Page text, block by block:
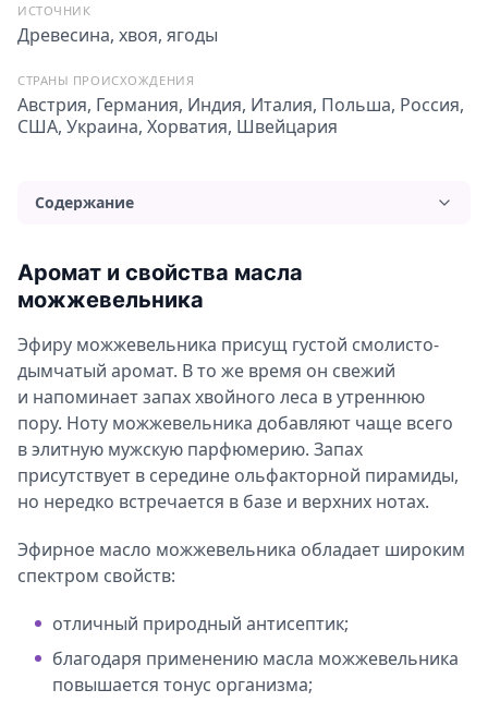
ИСТОЧНИК
Древесина, хвоя, ягоды
СТРАНЫ ПРОИСХОЖДЕНИЯ
Австрия, Германия, Индия, Италия, Польша, Россия,
США, Украина, Хорватия, Швейцария
Содержание
Применение и польза эфирного масла
можжевельника
Применение можжевелового масла для волос
Польза масла для лица
Использование эфирного масла для тела
Ароматерапия с маслом можжевельника
Можно ли употреблять можжевелового масло внутрь?
Противопоказания и вред масла можжевельника
Аромат и свойства масла
можжевельника
Эфиру можжевельника присущ густой смолисто-
дымчатый аромат. В то же время он свежий
и напоминает запах хвойного леса в утреннюю
пору. Ноту можжевельника добавляют чаще всего
в элитную мужскую парфюмерию. Запах
присутствует в середине ольфакторной пирамиды,
но нередко встречается в базе и верхних нотах.
Эфирное масло можжевельника обладает широким
спектром свойств:
отличный природный антисептик;
благодаря применению масла можжевельника
повышается тонус организма;